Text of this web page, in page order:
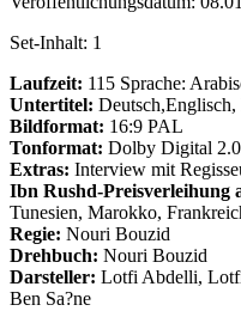
Set-Inhalt: 1
Laufzeit: 115 Sprache:
Untertitel: Deutsch,Englisch,
Bildformat: 16:9 PAL
Tonformat: Dolby Digital 2.0
Extras: Interview mit
Ibn Rushd-Preisverleihung
Tunesien, Marokko,
Regie: Nouri Bouzid
Drehbuch: Nouri Bouzid
Darsteller: Lotfi Abdelli,
Ben Sa?ne